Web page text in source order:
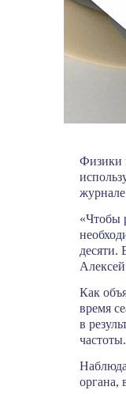
Физики
«Чтобы
десяти.
Как
время
в
частоты.
органа,